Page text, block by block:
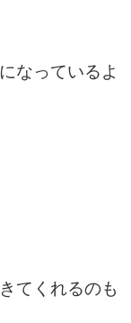
なっているよ
てくれるのも